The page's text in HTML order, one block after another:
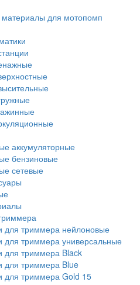
для мотопомп
аккумуляторные
бензиновые
сетевые
для триммера нейлоновые
для триммера универсальные
для триммера Black
для триммера Blue
для триммера Gold 15